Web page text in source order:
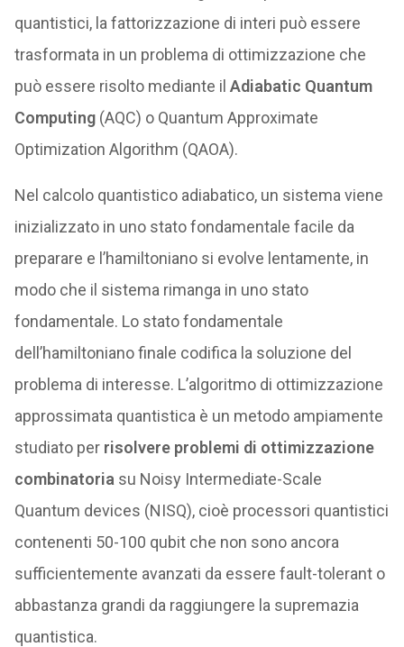
quantistici, la fattorizzazione di interi può essere
trasformata in un problema di ottimizzazione che
può essere risolto mediante il Adiabatic Quantum
Computing(AQC) o Quantum Approximate
Optimization Algorithm (QAOA).
Nel calcolo quantistico adiabatico, un sistema viene
inizializzato in uno stato fondamentale facile da
preparare e l’hamiltoniano si evolve lentamente, in
modo che il sistema rimanga in uno stato
fondamentale. Lo stato fondamentale
dell’hamiltoniano finale codifica la soluzione del
problema di interesse. L’algoritmo di ottimizzazione
approssimata quantistica è un metodo ampiamente
studiato per risolvere problemi di ottimizzazione
combinatoria su Noisy Intermediate-Scale
Quantum devices (NISQ), cioè processori quantistici
contenenti 50-100 qubit che non sono ancora
sufficientemente avanzati da essere fault-tolerant o
abbastanza grandi da raggiungere la supremazia
quantistica.